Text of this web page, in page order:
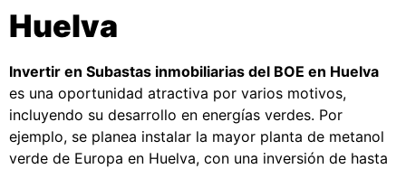
Huelva
Invertir en Subastas inmobiliarias del BOE en Huelva
es una oportunidad atractiva por varios motivos,
incluyendo su desarrollo en energías verdes. Por
ejemplo, se planea instalar la mayor planta de metanol
verde de Europa en Huelva, con una inversión de hasta